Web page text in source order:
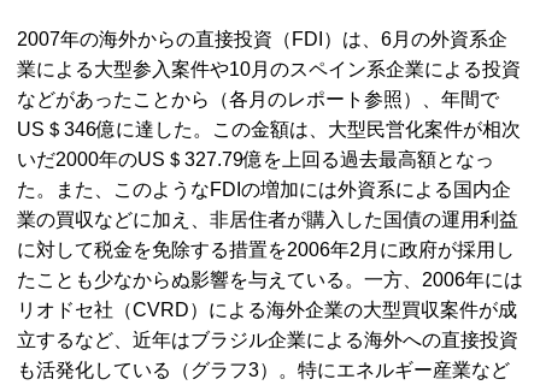
2007年の海外からの直接投資（FDI）は、6月の外資系企
業による大型参入案件や10月のスペイン系企業による投資
などがあったことから（各月のレポート参照）、年間で
US＄346億に達した。この金額は、大型民営化案件が相次
いだ2000年のUS＄327.79億を上回る過去最高額となっ
た。また、このようなFDIの増加には外資系による国内企
業の買収などに加え、非居住者が購入した国債の運用利益
に対して税金を免除する措置を2006年2月に政府が採用し
たことも少なからぬ影響を与えている。一方、2006年には
リオドセ社（CVRD）による海外企業の大型買収案件が成
立するなど、近年はブラジル企業による海外への直接投資
も活発化している（グラフ3）。特にエネルギー産業など